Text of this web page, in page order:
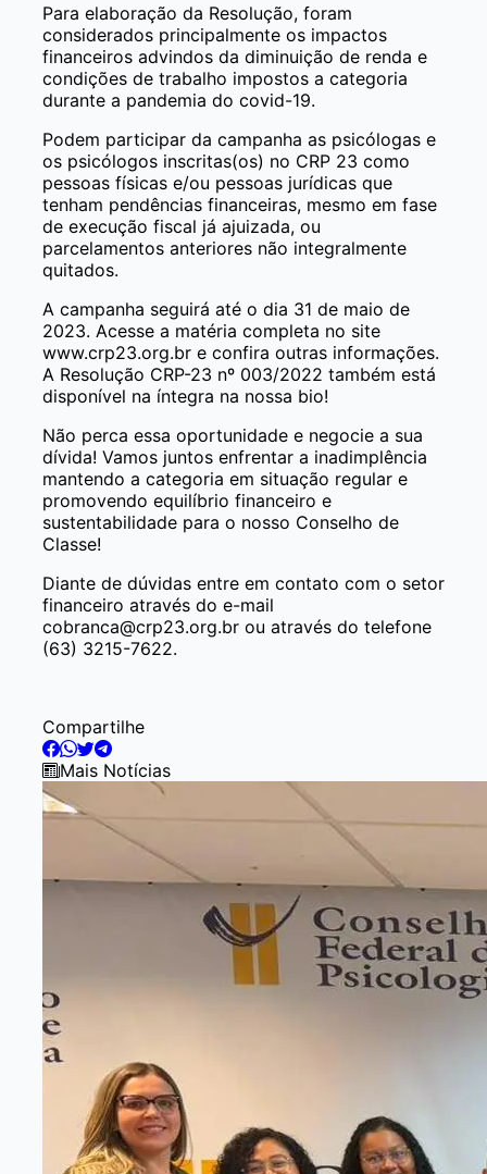
Para elaboração da Resolução, foram
considerados principalmente os impactos
financeiros advindos da diminuição de renda e
condições de trabalho impostos a categoria
durante a pandemia do covid-19.
Podem participar da campanha as psicólogas e
os psicólogos inscritas(os) no CRP 23 como
pessoas físicas e/ou pessoas jurídicas que
tenham pendências financeiras, mesmo em fase
de execução fiscal já ajuizada, ou
parcelamentos anteriores não integralmente
quitados.
A campanha seguirá até o dia 31 de maio de
2023. Acesse a matéria completa no site
www.crp23.org.br e confira outras informações.
A Resolução CRP-23 nº 003/2022 também está
disponível na íntegra na nossa bio!
Não perca essa oportunidade e negocie a sua
dívida! Vamos juntos enfrentar a inadimplência
mantendo a categoria em situação regular e
promovendo equilíbrio financeiro e
sustentabilidade para o nosso Conselho de
Classe!
Diante de dúvidas entre em contato com o setor
financeiro através do e-mail
cobranca@crp23.org.br ou através do telefone
(63) 3215-7622.
Compartilhe
Mais Notícias